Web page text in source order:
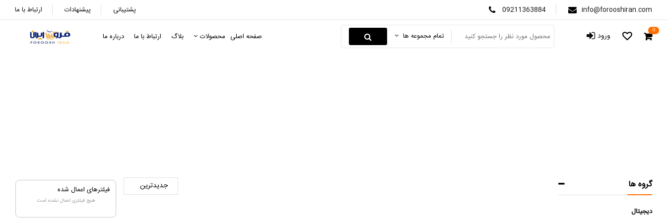
ارتباط با ما پیشنهادات پشتیبانی 09211363884 info@forooshiran.com
صفحه اصلی محصولات بلاگ ارتباط با ما درباره ما تمام مجموعه ها ورود 0
فیلترهای اعمال شده
هیچ فیلتری اعمال نشده است
گروه ها
دیجیتال